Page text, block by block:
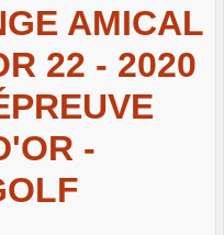
AMICAL
22 - 2020
-